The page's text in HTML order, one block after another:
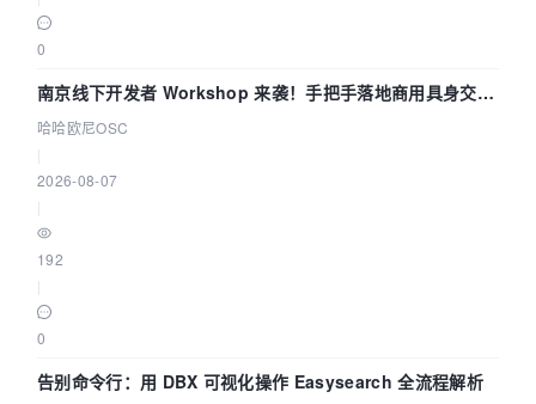
0
南京线下开发者 Workshop 来袭！手把手落地商用具身交互
智能 Agent 应用
哈哈欧尼OSC
2026-08-07
192
0
告别命令行：用 DBX 可视化操作 Easysearch 全流程解析